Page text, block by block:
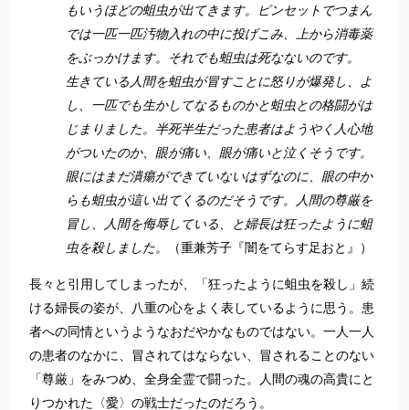
もいうほどの蛆虫が出てきます。ピンセットでつまん
では一匹一匹汚物入れの中に投げこみ、上から消毒薬
をぶっかけます。それでも蛆虫は死なないのです。
生きている人間を蛆虫が冒すことに怒りが爆発し、よ
し、一匹でも生かしてなるものかと蛆虫との格闘がは
じまりました。半死半生だった患者はようやく人心地
がついたのか、眼が痛い、眼が痛いと泣くそうです。
眼にはまだ潰瘍ができていないはずなのに、眼の中か
らも蛆虫が這い出てくるのだそうです。人間の尊厳を
冒し、人間を侮辱している、と婦長は狂ったように蛆
虫を殺しました。
（重兼芳子『闇をてらす足おと』）
長々と引用してしまったが、「狂ったように蛆虫を殺し」続
ける婦長の姿が、八重の心をよく表しているように思う。患
者への同情というようなおだやかなものではない。一人一人
の患者のなかに、冒されてはならない、冒されることのない
「尊厳」をみつめ、全身全霊で闘った。人間の魂の高貴にと
りつかれた〈愛〉の戦士だったのだろう。